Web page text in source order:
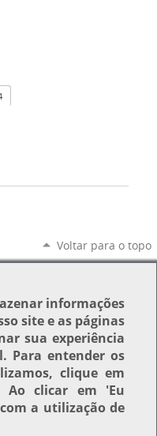
Voltar para o topo
informações
site e as páginas
sua experiência
Para entender os
clique em
Ao clicar em 'Eu
a utilização de